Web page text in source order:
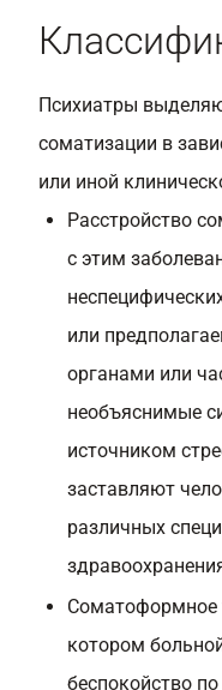
Психиатры
соматизации в
или иной
Расстройство
с этим
или
органами или
необъяснимые
источником
заставляют
различных
Соматоформное
котором
беспокойство